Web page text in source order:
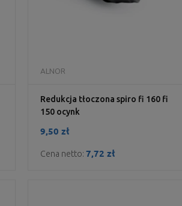
Redukcja tłoczona spiro fi 160 fi
150 ocynk
ALNOR
9,50 zł
Cena netto: 7,72 zł